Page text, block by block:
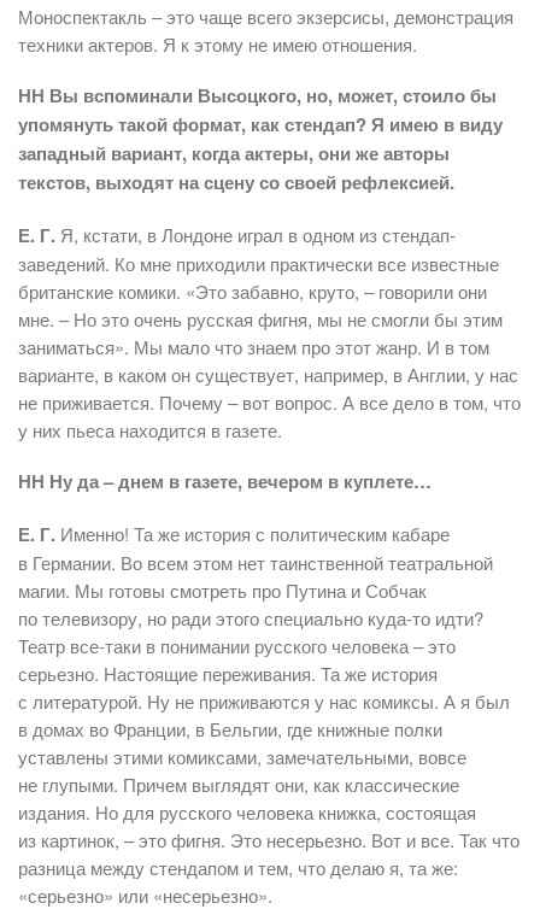
Моноспектакль – это чаще всего экзерсисы, демонстрация
техники актеров. Я к этому не имею отношения.
НН Вы вспоминали Высоцкого, но, может, стоило бы
упомянуть такой формат, как стендап? Я имею в виду
западный вариант, когда актеры, они же авторы
текстов, выходят на сцену со своей рефлексией.
Е. Г. Я, кстати, в Лондоне играл в одном из стендап-
заведений. Ко мне приходили практически все известные
британские комики. «Это забавно, круто, – говорили они
мне. – Но это очень русская фигня, мы не смогли бы этим
заниматься». Мы мало что знаем про этот жанр. И в том
варианте, в каком он существует, например, в Англии, у нас
не приживается. Почему – вот вопрос. А все дело в том, что
у них пьеса находится в газете.
НН Ну да – днем в газете, вечером в куплете…
Е. Г. Именно! Та же история с политическим кабаре
в Германии. Во всем этом нет таинственной театральной
магии. Мы готовы смотреть про Путина и Собчак
по телевизору, но ради этого специально куда-то идти?
Театр все-таки в понимании русского человека – это
серьезно. Настоящие переживания. Та же история
с литературой. Ну не приживаются у нас комиксы. А я был
в домах во Франции, в Бельгии, где книжные полки
уставлены этими комиксами, замечательными, вовсе
не глупыми. Причем выглядят они, как классические
издания. Но для русского человека книжка, состоящая
из картинок, – это фигня. Это несерьезно. Вот и все. Так что
разница между стендапом и тем, что делаю я, та же:
«серьезно» или «несерьезно».